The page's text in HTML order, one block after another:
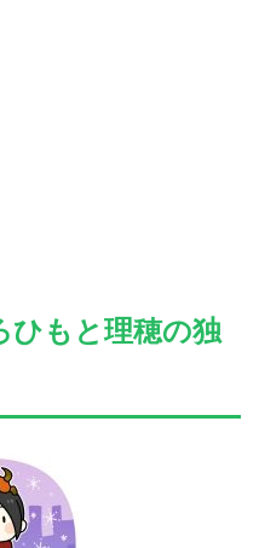
もと理穂の独